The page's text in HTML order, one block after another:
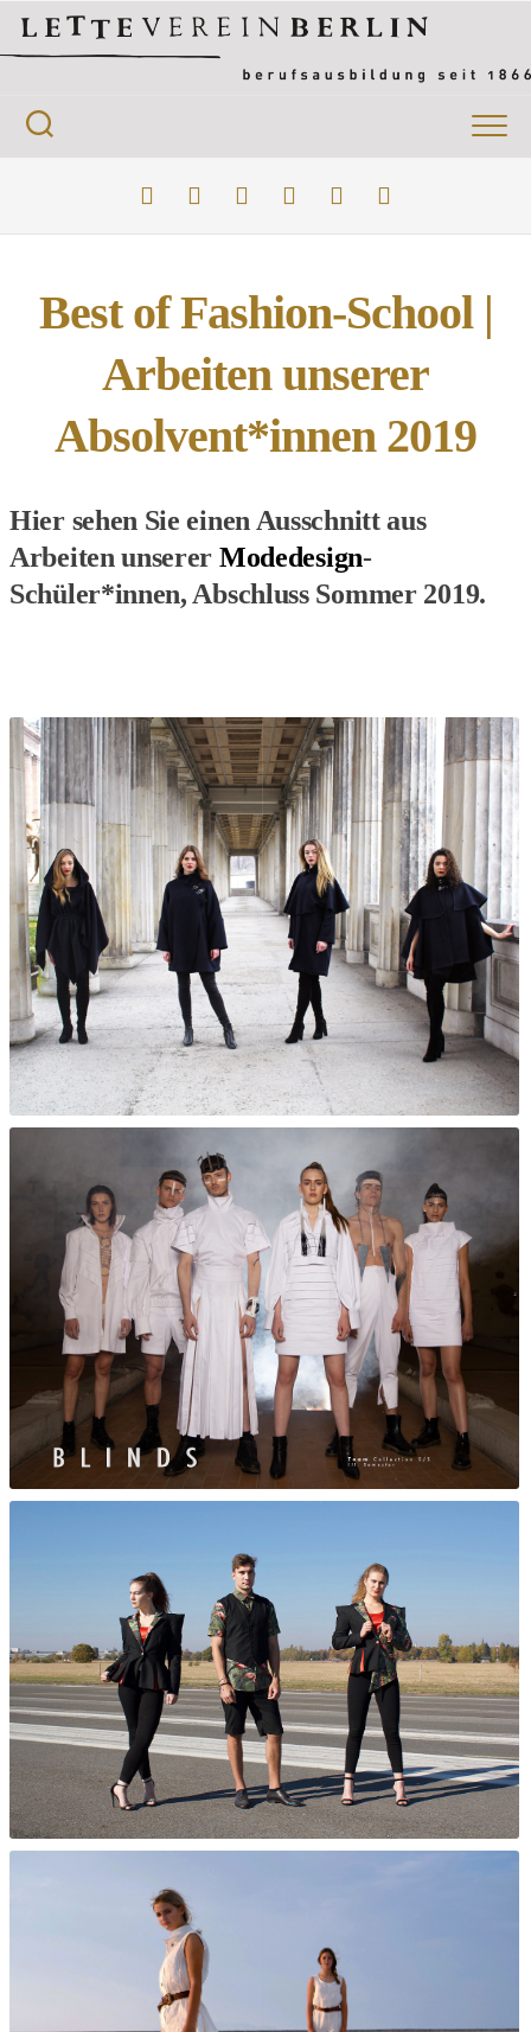
content
Best of Fashion-School |
Arbeiten unserer
Absolvent*innen 2019
Hier sehen Sie einen Ausschnitt aus
Arbeiten unserer Modedesign-
Schüler*innen, Abschluss Sommer 2019.